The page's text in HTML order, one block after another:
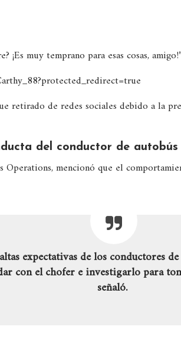
¡Es muy temprano para esas cosas,
retirado de redes sociales debido a la
del conductor de autobús
mencionó que el
expectativas de los conductores
con el chofer e investigarlo para
señaló.